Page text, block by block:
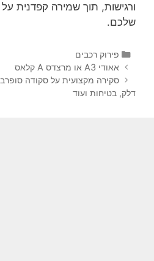
ורגישות, תוך שמירה קפדנית
שלכם.
פירוק רכבים
אאודי A3 או מרצדס A קלאס
סקירה מקצועית על סקודה
דלק, בטיחות ועוד